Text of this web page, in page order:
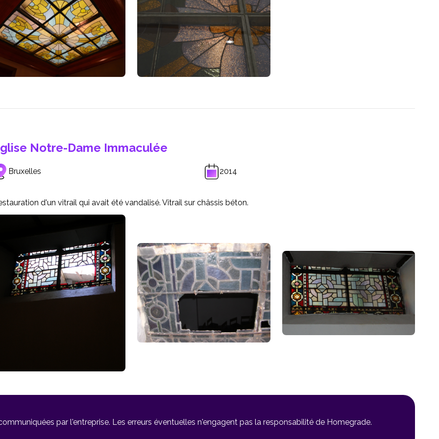
Notre-Dame Immaculée
Bruxelles 2014
d'un vitrail qui avait été vandalisé. Vitrail sur châssis béton.
par l'entreprise. Les erreurs éventuelles n'engagent pas la responsabilité de Homegrade.